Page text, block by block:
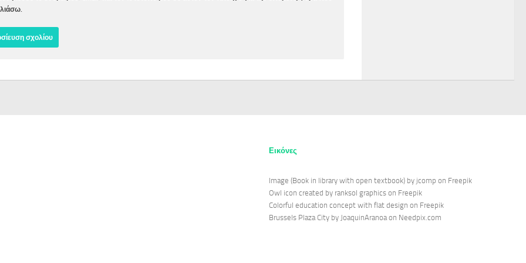
Εικόνες
Image (Book in library with open textbook) by jcomp on Freepik
Owl icon created by ranksol graphics on Freepik
Colorful education concept with flat design on Freepik
Brussels Plaza City by JoaquinAranoa on Needpix.com